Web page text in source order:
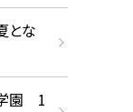
な
園 1